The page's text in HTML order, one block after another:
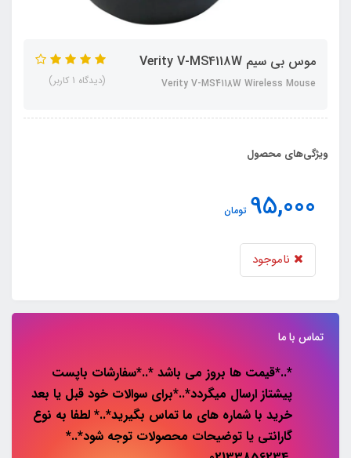
موس بی سیم Verity V-MS4118W
Verity V-MS4118W Wireless Mouse (دیدگاه 1 کاربر)
ویژگی‌های محصول
95,000 تومان
ناموجود
تماس با ما
*..*قیمت ها بروز می باشد *..*سفارشات باپست
پیشتاز ارسال میگردد*..*برای سوالات خود قبل یا بعد
خرید با شماره های ما تماس بگیرید*..* لطفا به نوع
گارانتی یا توضیحات محصولات توجه شود*..*